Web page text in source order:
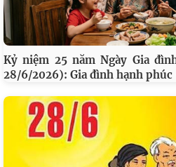
Kỷ niệm 25 năm Ngày Gia
28/6/2026): Gia đình hạnh